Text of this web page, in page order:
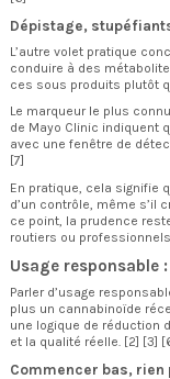
Dépistage,
L’autre volet pratique
conduire à des
ces sous produits plutôt
Le marqueur le plus
de Mayo Clinic indiquent
avec une fenêtre de
[7]
En pratique, cela signifie
d’un contrôle, même s’il
ce point, la prudence
routiers ou
Usage responsable
Parler d’usage
plus un cannabinoïde
une logique de réduction
et la qualité réelle. [2] [3]
Commencer bas,